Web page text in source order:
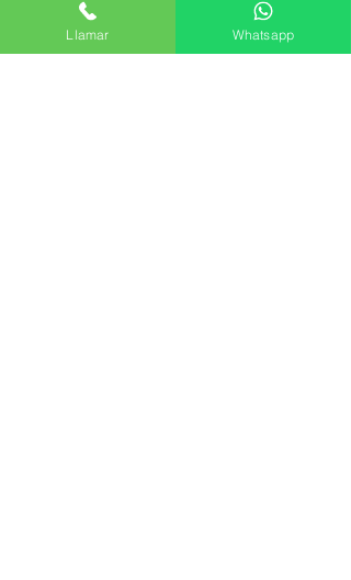
seguridad A13
EAN: 8436567802153
Llamar Whatsapp